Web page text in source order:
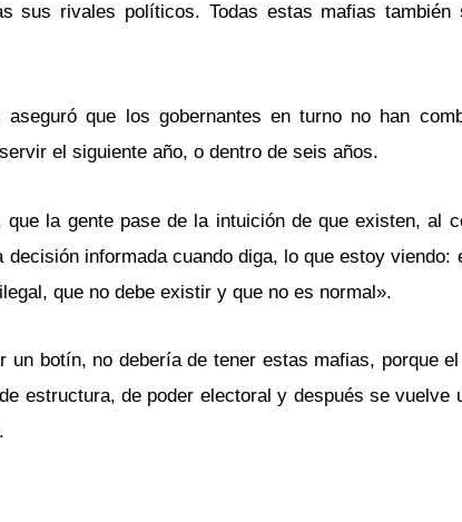
sus rivales políticos. Todas estas mafias también
que los gobernantes en turno no han
el siguiente año, o dentro de seis años.
la gente pase de la intuición de que existen, al
informada cuando diga, lo que estoy viendo:
que no debe existir y que no es normal».
botín, no debería de tener estas mafias, porque
estructura, de poder electoral y después se vuelve